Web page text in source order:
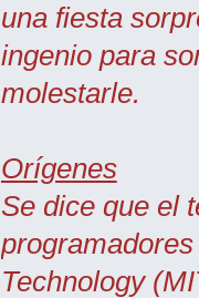
una fiesta
ingenio para
molestarle.
Orígenes
Se dice que el
Technology